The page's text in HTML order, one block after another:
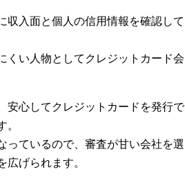
収入面と個人の信用情報を確認して
くい人物としてクレジットカード会
安心してクレジットカードを発行で
。
っているので、審査が甘い会社を選
げられます。